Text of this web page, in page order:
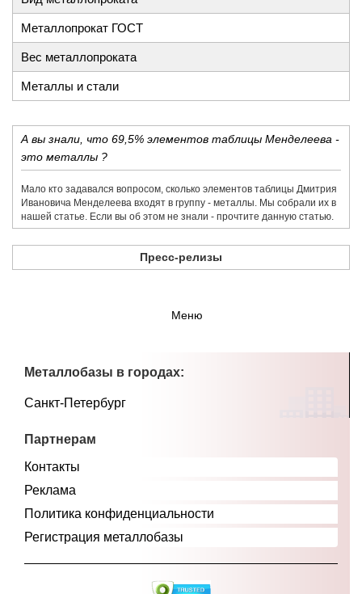
Металлопрокат ГОСТ
Вес металлопроката
Металлы и стали
А вы знали, что 69,5% элементов таблицы Менделеева -
это металлы ?
Мало кто задавался вопросом, сколько элементов таблицы Дмитрия
Ивановича Менделеева входят в группу - металлы. Мы собрали их в
нашей статье. Если вы об этом не знали - прочтите данную статью.
Пресс-релизы
Меню
Металлобазы в городах:
Санкт-Петербург
Партнерам
Контакты
Реклама
Политика конфиденциальности
Регистрация металлобазы